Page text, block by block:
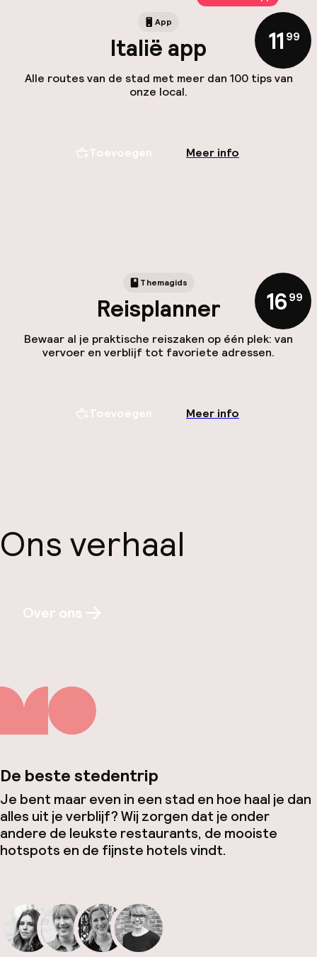
App
Italië app
Alle routes van de stad met meer dan 100 tips van
onze local.
11 ,99
Toevoegen Meer info
Themagids
Reisplanner
Bewaar al je praktische reiszaken op één plek: van
vervoer en verblijf tot favoriete adressen.
16,99
Toevoegen Meer info
Ons verhaal
Over ons
De beste stedentrip
Je bent maar even in een stad en hoe haal je dan
alles uit je verblijf? Wij zorgen dat je onder
andere de leukste restaurants, de mooiste
hotspots en de fijnste hotels vindt.